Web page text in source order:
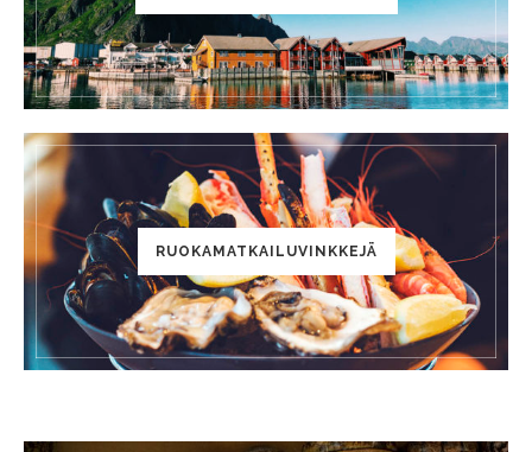
RUOKAMATKAILUVINKKEJÄ